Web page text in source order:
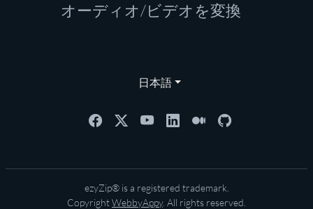
オーディオ/ビデオを変換
日本語
ezyZip® is a registered trademark.
CopyrightWebbyAppy. All rights reserved.